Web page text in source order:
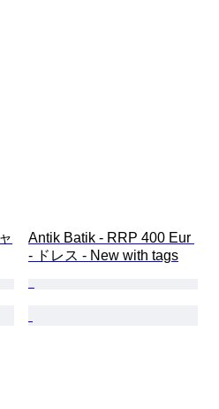
Antik Batik - RRP 400 Eur
- ドレス - New with tags